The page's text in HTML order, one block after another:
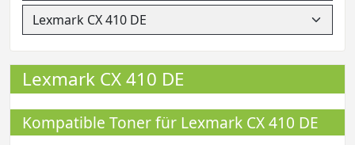
Lexmark CX 410 DE
Kompatible Toner für Lexmark CX 410 DE